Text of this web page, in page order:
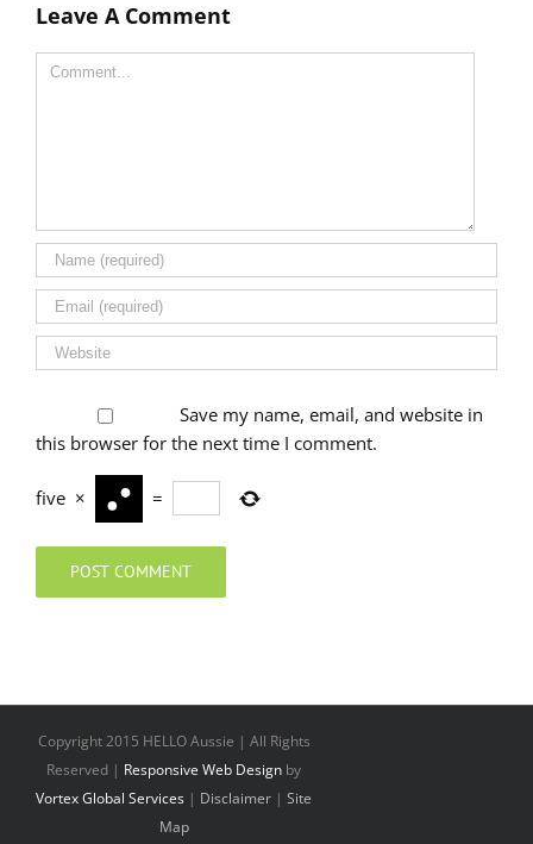
Leave A Comment
Comment
Save my name, email, and website in
this browser for the next time I comment.
five × =
Copyright 2015 HELLO Aussie | All Rights
Reserved | Responsive Web Design by
Vortex Global Services | Disclaimer |Site
Map